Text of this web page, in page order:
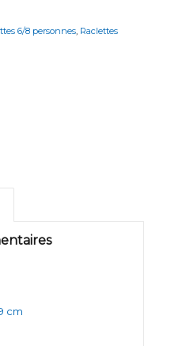
6/8 personnes, Raclettes
cm